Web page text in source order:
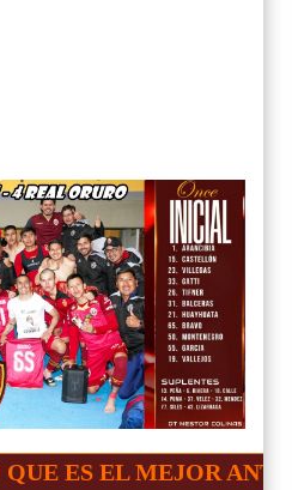
EL MEJOR ANTE